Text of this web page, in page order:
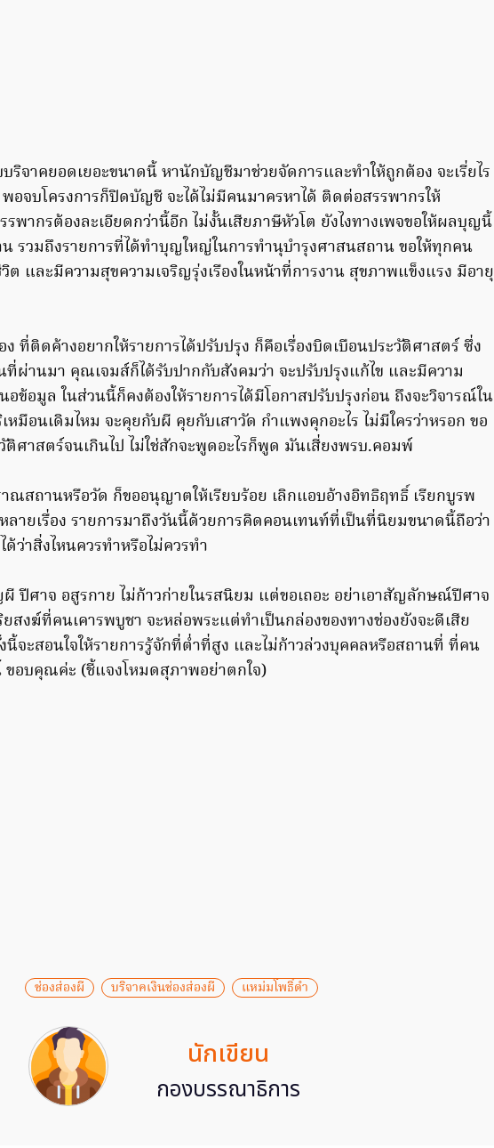
ริจาคยอดเยอะขนาดนี้ หานักบัญชีมาช่วยจัดการและทำให้ถูกต้อง จะเรี่ยไร
อจบโครงการก็ปิดบัญชี จะได้ไม่มีคนมาครหาได้ ติดต่อสรรพากรให้
รพากรต้องละเอียดกว่านี้อีก ไม่งั้นเสียภาษีหัวโต ยังไงทางเพจขอให้ผลบุญนี้
รวมถึงรายการที่ได้ทำบุญใหญ่ในการทำนุบำรุงศาสนสถาน ขอให้ทุกคน
ต และมีความสุขความเจริญรุ่งเรืองในหน้าที่การงาน สุขภาพแข็งแรง มีอายุ
ที่ติดค้างอยากให้รายการได้ปรับปรุง ก็คือเรื่องบิดเบือนประวัติศาสตร์ ซึ่ง
ที่ผ่านมา คุณเจมส์ก็ได้รับปากกับสังคมว่า จะปรับปรุงแก้ไข และมีความ
อข้อมูล ในส่วนนี้ก็คงต้องให้รายการได้มีโอกาสปรับปรุงก่อน ถึงจะวิจารณ์ใน
เหมือนเดิมไหม จะคุยกับผี คุยกับเสาวัด กำแพงคุกอะไร ไม่มีใครว่าหรอก ขอ
ติศาสตร์จนเกินไป ไม่ใช่สักจะพูดอะไรก็พูด มันเสี่ยงพรบ.คอมพ์
าณสถานหรือวัด ก็ขออนุญาตให้เรียบร้อย เลิกแอบอ้างอิทธิฤทธิ์ เรียกบูรพ
ายเรื่อง รายการมาถึงวันนี้ด้วยการคิดคอนเทนท์ที่เป็นที่นิยมขนาดนี้ถือว่า
ด้ว่าสิ่งไหนควรทำหรือไม่ควรทำ
ผี ปีศาจ อสูรกาย ไม่ก้าวก่ายในรสนิยม แต่ขอเถอะ อย่าเอาสัญลักษณ์ปีศาจ
สงฆ์ที่คนเคารพบูชา จะหล่อพระแต่ทำเป็นกล่องของทางช่องยังจะดีเสีย
นี้จะสอนใจให้รายการรู้จักที่ต่ำที่สูง และไม่ก้าวล่วงบุคคลหรือสถานที่ ที่คน
ขอบคุณค่ะ (ชี้แจงโหมดสุภาพอย่าตกใจ)
ช่องส่องผี บริจาคเงินช่องส่องผี แหม่มโพธิ์ดำ
นักเขียน
กองบรรณาธิการ